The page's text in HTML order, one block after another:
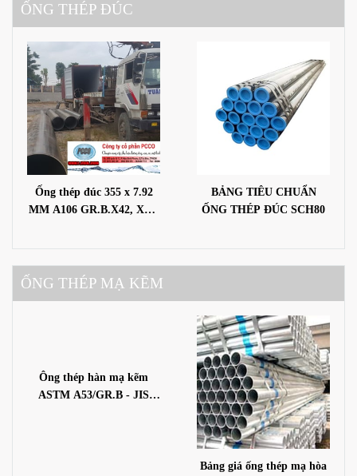
ỐNG THÉP ĐÚC
Ống thép đúc 355 x 7.92
MM A106 GR.B.X42, X46,
BẢNG TIÊU CHUẨN
ỐNG THÉP ĐÚC SCH80
ỐNG THÉP MẠ KẼM
Ông thép hàn mạ kẽm
ASTM A53/GR.B - JIS
Bảng giá ống thép mạ hòa